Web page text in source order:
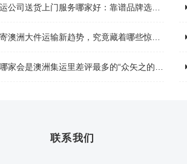
司送货上门服务哪家好：靠谱品牌选型指南
洲大件运输新趋势，究竟藏着哪些惊喜？
家会是澳洲集运里差评最多的“众矢之的”？
联系我们